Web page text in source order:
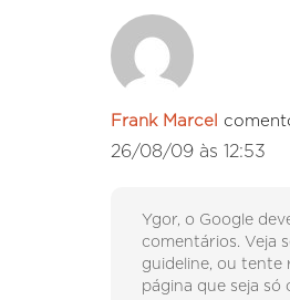
Frank Marcel
26/08/09 às 12:53
Ygor, o Google
comentários. Veja
guideline, ou tente
página que seja só